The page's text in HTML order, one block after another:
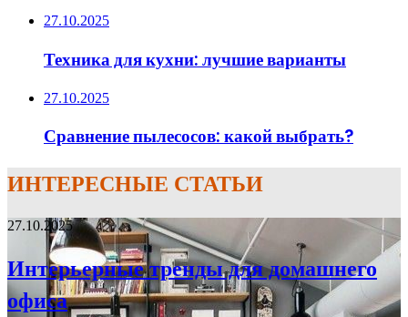
27.10.2025
Техника для кухни: лучшие варианты
27.10.2025
Сравнение пылесосов: какой выбрать?
ИНТЕРЕСНЫЕ СТАТЬИ
27.10.2025
Интерьерные тренды для домашнего
офиса